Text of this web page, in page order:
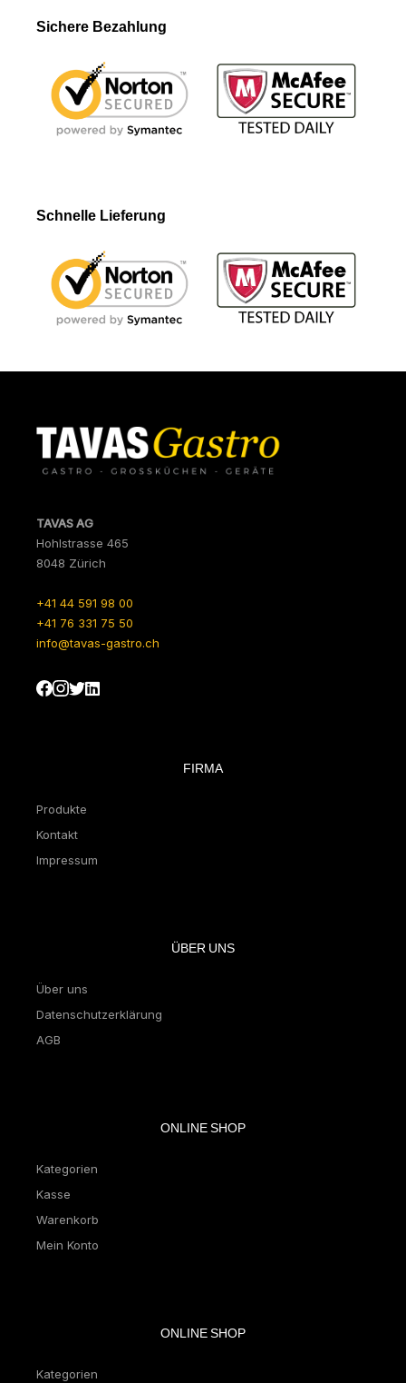
Sichere Bezahlung
Schnelle Lieferung
TAVAS AG
Hohlstrasse 465
8048 Zürich
+41 44 591 98 00
+41 76 331 75 50
info@tavas-gastro.ch
FIRMA
Produkte
Kontakt
Impressum
ÜBER UNS
Über uns
Datenschutzerklärung
AGB
ONLINE SHOP
Kategorien
Kasse
Warenkorb
Mein Konto
ONLINE SHOP
Kategorien